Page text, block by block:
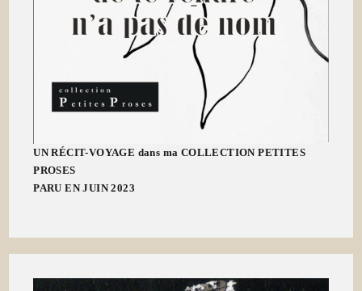
UN RÉCIT-VOYAGE dans ma COLLECTION PETITES
PROSES
PARU EN JUIN 2023